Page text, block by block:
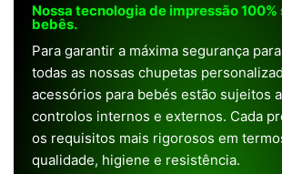
Nossa tecnologia de impressão 100%
bebês.
Para garantir a máxima segurança
todas as nossas chupetas
acessórios para bebés estão sujeitos
controlos internos e externos. Cada
os requisitos mais rigorosos em
qualidade, higiene e resistência.